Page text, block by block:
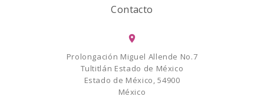
Contacto
Prolongación Miguel Allende No.7
Tultitlán Estado de México
Estado de México, 54900
México